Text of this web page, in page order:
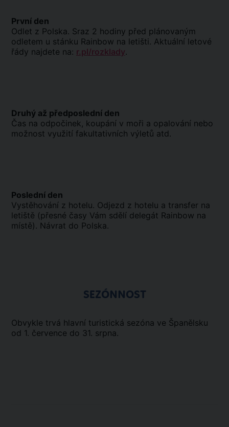
První den
Odlet z Polska. Sraz 2 hodiny před plánovaným
odletem u stánku Rainbow na letišti. Aktuální letové
řády najdete na: r.pl/rozklady.
Druhý až předposlední den
Čas na odpočinek, koupání v moři a opalování nebo
možnost využití fakultativních výletů atd.
Poslední den
Vystěhování z hotelu. Odjezd z hotelu a transfer na
letiště (přesné časy Vám sdělí delegát Rainbow na
místě). Návrat do Polska.
SEZÓNNOST
Obvykle trvá hlavní turistická sezóna ve Španělsku
od 1. července do 31. srpna.